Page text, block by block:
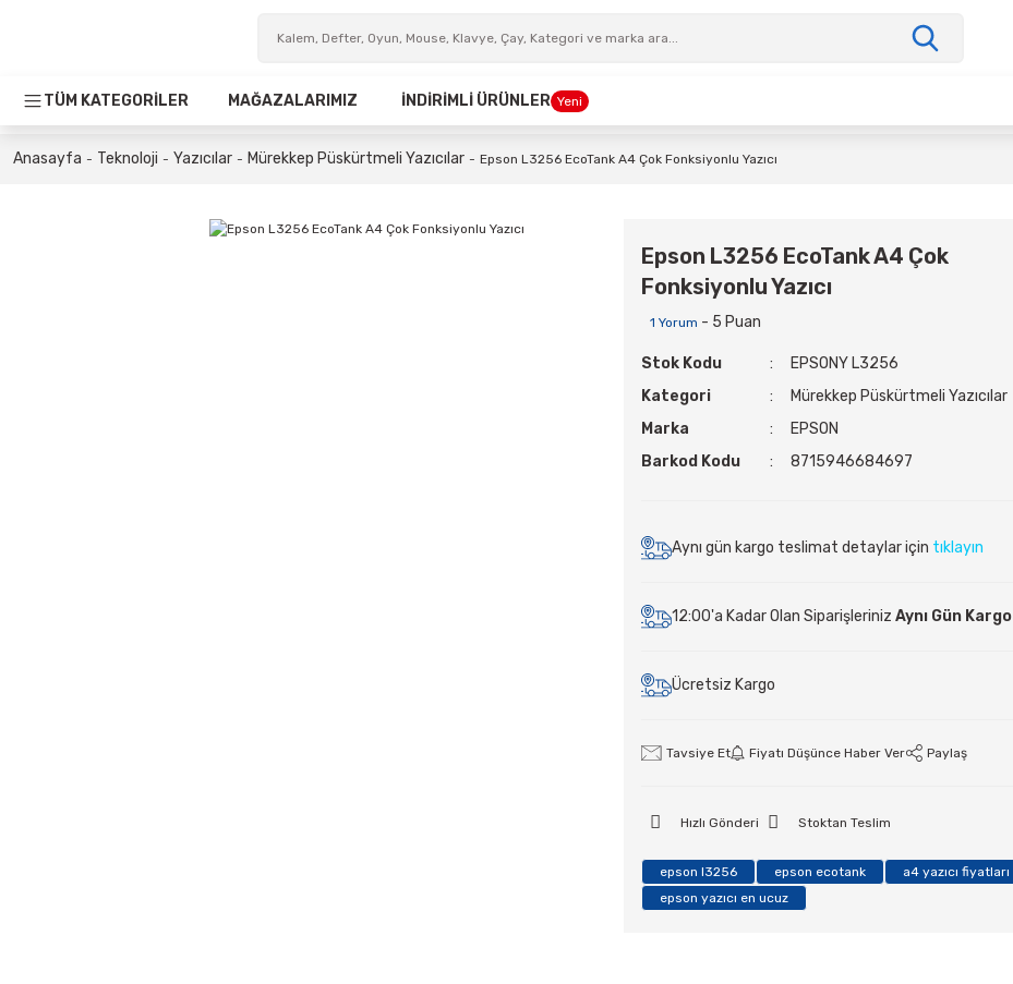
TÜM KATEGORİLER MAĞAZALARIMIZ İNDİRİMLİ ÜRÜNLER Yeni
Anasayfa Teknoloji Yazıcılar Mürekkep Püskürtmeli Yazıcılar Epson L3256 EcoTank A4 Çok Fonksiyonlu Yazıcı
Epson L3256 EcoTank A4 Çok
Fonksiyonlu Yazıcı
1 Yorum - 5 Puan
Stok Kodu
EPSONY L3256
Kategori
Mürekkep Püskürtmeli Yazıcılar
Marka
EPSON
Barkod Kodu
8715946684697
Aynı gün kargo teslimat detaylar için tıklayın
12:00'a Kadar Olan Siparişleriniz Aynı Gün Kargo
Ücretsiz Kargo
Tavsiye Et Fiyatı Düşünce Haber Ver Paylaş
Hızlı Gönderi Stoktan Teslim
epson l3256 epson ecotank
a4 yazıcı fiyatları
epson yazıcı en ucuz